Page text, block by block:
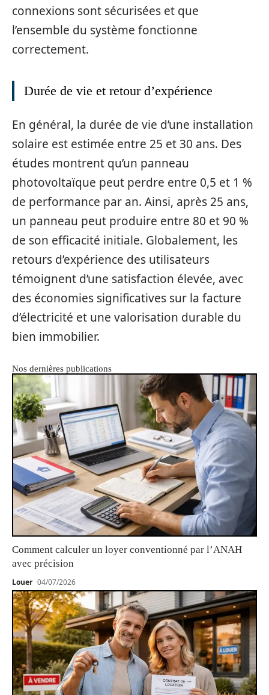
connexions sont sécurisées et que
l’ensemble du système fonctionne
correctement.
Durée de vie et retour d’expérience
En général, la durée de vie d’une installation
solaire est estimée entre 25 et 30 ans. Des
études montrent qu’un panneau
photovoltaïque peut perdre entre 0,5 et 1 %
de performance par an. Ainsi, après 25 ans,
un panneau peut produire entre 80 et 90 %
de son efficacité initiale. Globalement, les
retours d’expérience des utilisateurs
témoignent d’une satisfaction élevée, avec
des économies significatives sur la facture
d’électricité et une valorisation durable du
bien immobilier.
Nos dernières publications
Comment calculer un loyer conventionné par l’ANAH
avec précision
Louer 04/07/2026